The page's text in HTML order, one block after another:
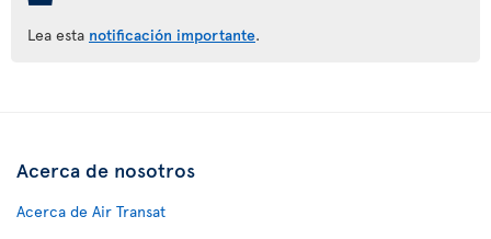
Lea esta notificación importante.
Acerca de nosotros
Acerca de Air Transat